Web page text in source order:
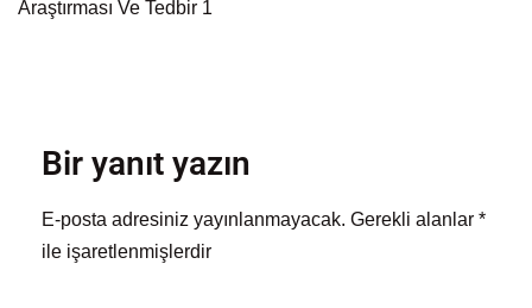
Araştırması Ve Tedbir 1
Bir yanıt yazın
E-posta adresiniz yayınlanmayacak. Gerekli alanlar *
ile işaretlenmişlerdir